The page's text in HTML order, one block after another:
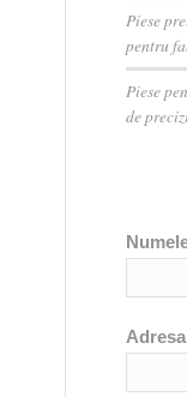
Piese
pentru
Piese
de